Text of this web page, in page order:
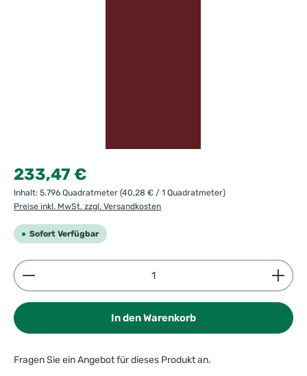
Regulärer Preis:
233,47 €
Inhalt: 5.796 Quadratmeter (40,28 € / 1 Quadratmeter)
Preise inkl. MwSt. zzgl. Versandkosten
Sofort Verfügbar
Produkt Anzahl: Gib den gewünschten Wert ein
In den Warenkorb
Fragen Sie ein Angebot für dieses Produkt an.